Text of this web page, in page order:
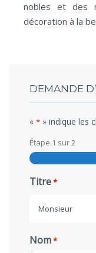
nobles et des
décoration à la
DEMANDE
« * » indique les
Étape 1 sur2
Titre*
Monsieur
Nom*